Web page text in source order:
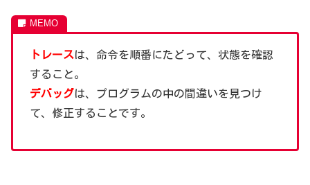
トレースは、命令を順番にたどって、状態を確認
すること。
デバッグは、プログラムの中の間違いを見つけ
て、修正することです。